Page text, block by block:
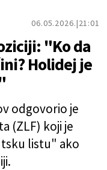
06.05.2026. 21:01
"Ko da
Holidej je
odgovorio je
(ZLF) koji je
listu" ako